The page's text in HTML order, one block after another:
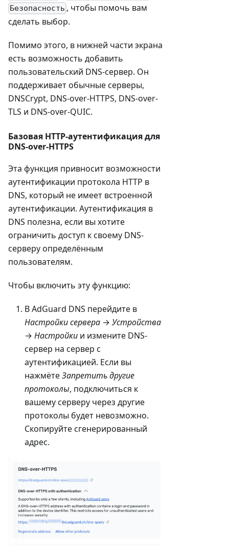
Безопасность , чтобы помочь вам
сделать выбор.
Помимо этого, в нижней части экрана
есть возможность добавить
пользовательский DNS-сервер. Он
поддерживает обычные серверы,
DNSCrypt, DNS-over-HTTPS, DNS-over-
TLS и DNS-over-QUIC.
Базовая HTTP-аутентификация для
DNS-over-HTTPS
Эта функция привносит возможности
аутентификации протокола HTTP в
DNS, который не имеет встроенной
аутентификации. Аутентификация в
DNS полезна, если вы хотите
ограничить доступ к своему DNS-
серверу определённым
пользователям.
Чтобы включить эту функцию:
В AdGuard DNS перейдите в
Настройки сервера → Устройства
→ Настройки и измените DNS-
сервер на сервер с
аутентификацией. Если вы
нажмётеЗапретить другие
протоколы, подключиться к
вашему серверу через другие
протоколы будет невозможно.
Скопируйте сгенерированный
адрес.